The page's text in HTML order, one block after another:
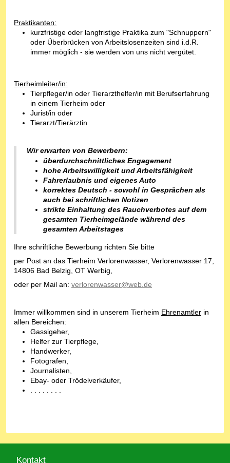
Praktikanten:
kurzfristige oder langfristige Praktika zum "Schnuppern"
oder Überbrücken von Arbeitslosenzeiten sind i.d.R.
immer möglich - sie werden von uns nicht vergütet.
Tierheimleiter/in:
Tierpfleger/in oder Tierarzthelfer/in mit Berufserfahrung
in einem Tierheim oder
Jurist/in oder
Tierarzt/Tierärztin
Wir erwarten von Bewerbern:
überdurchschnittliches Engagement
hohe Arbeitswilligkeit und Arbeitsfähigkeit
Fahrerlaubnis und eigenes Auto
korrektes Deutsch - sowohl in Gesprächen als
auch bei schriftlichen Notizen
strikte Einhaltung des Rauchverbotes auf dem
gesamten Tierheimgelände während des
gesamten Arbeitstages
Ihre schriftliche Bewerbung richten Sie bitte
per Post an das Tierheim Verlorenwasser, Verlorenwasser 17,
14806 Bad Belzig, OT Werbig,
oder per Mail an: verlorenwasser@web.de
Immer willkommen sind in unserem Tierheim Ehrenamtler in
allen Bereichen:
Gassigeher,
Helfer zur Tierpflege,
Handwerker,
Fotografen,
Journalisten,
Ebay- oder Trödelverkäufer,
Kontakt